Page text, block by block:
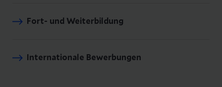
Fort- und Weiterbildung
Internationale Bewerbungen